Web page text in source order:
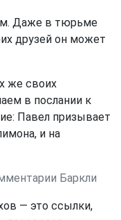
Даже в тюрьме
друзей он может
же своих
в послании к
Павел призывает
и на
Баркли
— это ссылки,